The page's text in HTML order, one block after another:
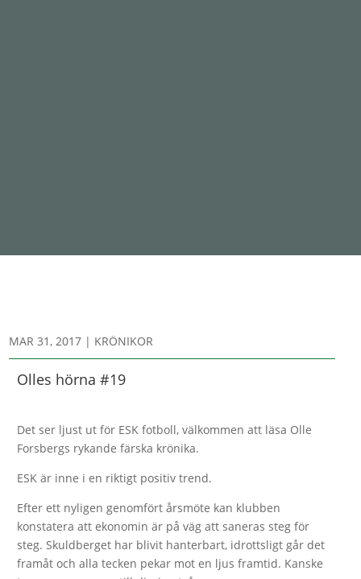
MAR 31, 2017 | KRÖNIKOR
Olles hörna #19
Det ser ljust ut för ESK fotboll, välkommen att läsa Olle
Forsbergs rykande färska krönika.
ESK är inne i en riktigt positiv trend.
Efter ett nyligen genomfört årsmöte kan klubben
konstatera att ekonomin är på väg att saneras steg för
steg. Skuldberget har blivit hanterbart, idrottsligt går det
framåt och alla tecken pekar mot en ljus framtid. Kanske